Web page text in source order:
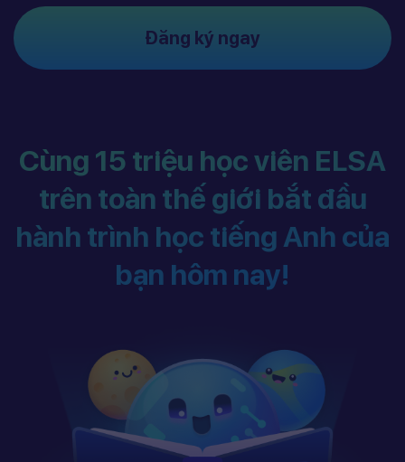
Đăng ký ngay
Cùng 15 triệu học viên ELSA
trên toàn thế giới bắt đầu
hành trình học tiếng Anh của
bạn hôm nay!